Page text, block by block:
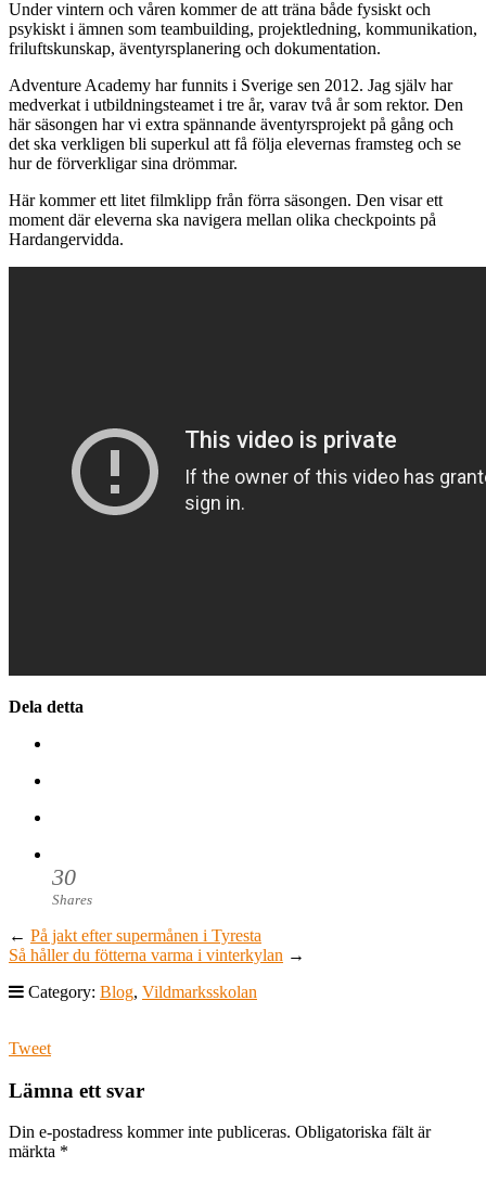
Under vintern och våren kommer de att träna både fysiskt och
psykiskt i ämnen som teambuilding, projektledning, kommunikation,
friluftskunskap, äventyrsplanering och dokumentation.
Adventure Academy har funnits i Sverige sen 2012. Jag själv har
medverkat i utbildningsteamet i tre år, varav två år som rektor. Den
här säsongen har vi extra spännande äventyrsprojekt på gång och
det ska verkligen bli superkul att få följa elevernas framsteg och se
hur de förverkligar sina drömmar.
Här kommer ett litet filmklipp från förra säsongen. Den visar ett
moment där eleverna ska navigera mellan olika checkpoints på
Hardangervidda.
Dela detta
30
Shares
← På jakt efter supermånen i Tyresta
Så håller du fötterna varma i vinterkylan →
Category: Blog, Vildmarksskolan
Tweet
Lämna ett svar
Din e-postadress kommer inte publiceras. Obligatoriska fält är
märkta *